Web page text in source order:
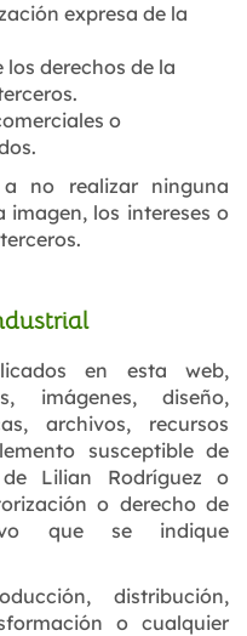
expresa de la
derechos de la
o
no realizar ninguna
los intereses o
en esta web,
imágenes, diseño,
archivos, recursos
susceptible de
Lilian Rodríguez o
o derecho de
que se indique
distribución,
o cualquier